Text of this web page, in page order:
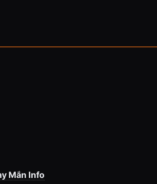
Mắn Info